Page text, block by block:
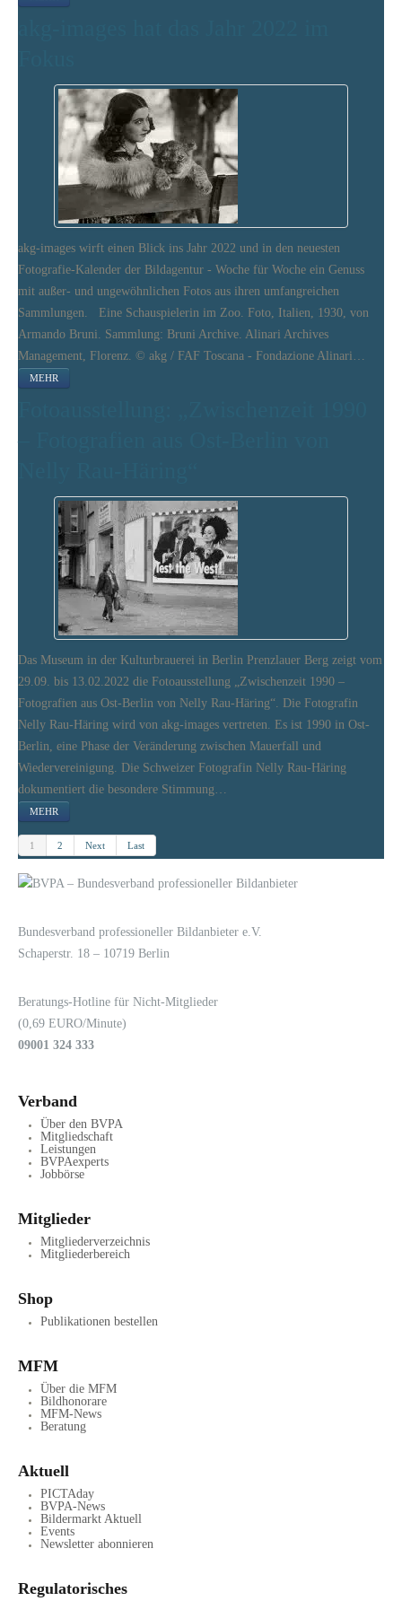
akg-images wirft einen Blick ins Jahr 2022 und in den neuesten
Fotografie-Kalender der Bildagentur - Woche für Woche ein Genuss
mit außer- und ungewöhnlichen Fotos aus ihren umfangreichen
Sammlungen. Eine Schauspielerin im Zoo. Foto, Italien, 1930, von
Armando Bruni. Sammlung: Bruni Archive. Alinari Archives
Management, Florenz. © akg / FAF Toscana - Fondazione Alinari…
MEHR
Das Museum in der Kulturbrauerei in Berlin Prenzlauer Berg zeigt vom
29.09. bis 13.02.2022 die Fotoausstellung „Zwischenzeit 1990 –
Fotografien aus Ost-Berlin von Nelly Rau-Häring“. Die Fotografin
Nelly Rau-Häring wird von akg-images vertreten. Es ist 1990 in Ost-
Berlin, eine Phase der Veränderung zwischen Mauerfall und
Wiedervereinigung. Die Schweizer Fotografin Nelly Rau-Häring
dokumentiert die besondere Stimmung…
MEHR
1 2 Next Last
Bundesverband professioneller Bildanbieter e.V.
Schaperstr. 18 – 10719 Berlin
Beratungs-Hotline für Nicht-Mitglieder
(0,69 EURO/Minute)
09001 324 333
Verband
Über den BVPA
Mitgliedschaft
Leistungen
BVPAexperts
Jobbörse
Mitglieder
Mitgliederverzeichnis
Mitgliederbereich
Shop
Publikationen bestellen
MFM
Über die MFM
Bildhonorare
MFM-News
Beratung
Aktuell
PICTAday
BVPA-News
Bildermarkt Aktuell
Events
Newsletter abonnieren
Regulatorisches